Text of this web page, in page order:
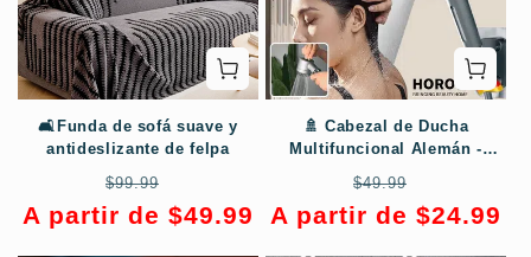
🛋️Funda de sofá suave y
antideslizante de felpa
Precio
habitual
$99.99
de
A partir de $49.99
🚿 Cabezal de Ducha
Multifuncional Alemán -
Masaje de Lluvia y Ahorro de
Agua, Instalación Instantánea
sin Herramientas 💦📦
Precio
habitual
$49.99
de
A partir de $24.99